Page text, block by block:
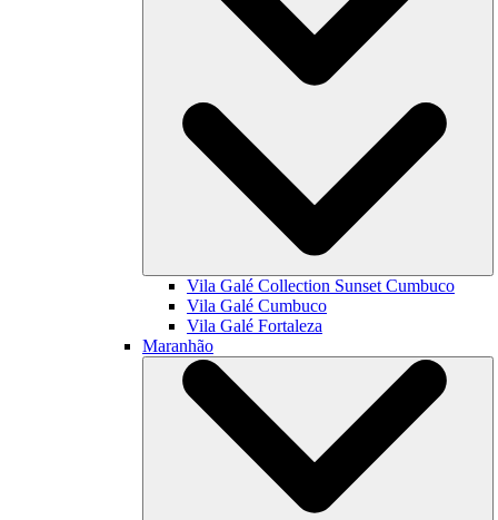
Vila Galé Collection Sunset Cumbuco
Vila Galé Cumbuco
Vila Galé Fortaleza
Maranhão